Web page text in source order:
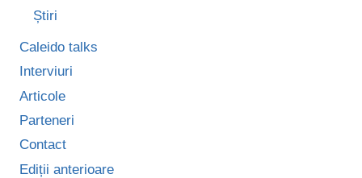
Știri
Caleido talks
Interviuri
Articole
Parteneri
Contact
Ediții anterioare